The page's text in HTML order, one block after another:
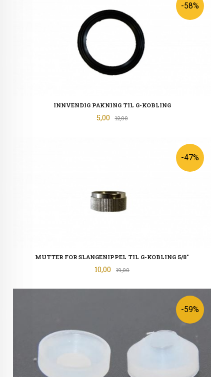
INNVENDIG PAKNING TIL G-KOBLING
Tilbud
5,00 12,00Rabatt
-58%
MUTTER FOR SLANGENIPPEL TIL G-KOBLING 5/8"
Tilbud
10,00 19,00Rabatt
-47%
-59%